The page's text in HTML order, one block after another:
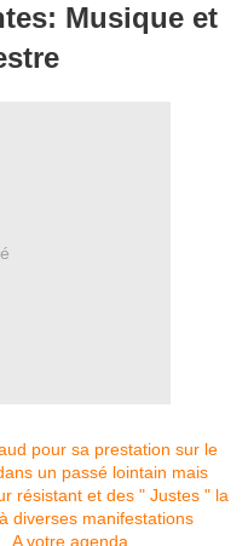
Musique et